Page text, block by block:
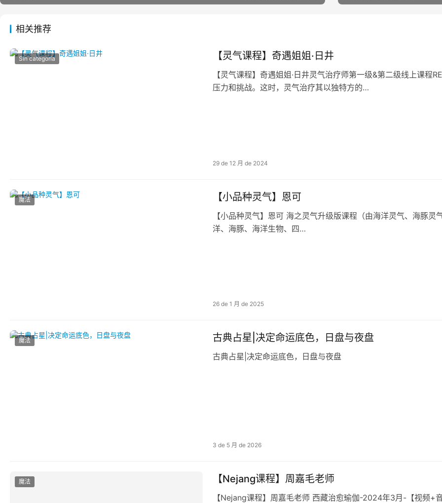
相关推荐
Sin categoría 【灵气课程】奇遇姐姐·日井
【灵气课程】奇遇姐姐·日井灵气治疗师第一级&第二级线上课
压力和挑战。这时，灵气治疗其以‬独特方的…
29 de 12 月 de 2024
魔法 【小‮种品‬灵气】恩可
【小‮种品‬灵气】恩可 海‮灵之‬气‮级升‬版课程（由海‮灵洋‬气、海‮灵豚‬气‮美和‬人‮灵鱼‬气组成） 含点化课‮作程‬用• 深度链‮水接‬元素、海
洋、海豚、海‮生洋‬物、四‮…
26 de 1 月 de 2025
魔法 古典占星|决定命运底色，日盘与夜盘
古典占星|决定命运底色，日盘与夜盘
3 de 5 月 de 2026
魔法 【Nejang课程】周嘉毛‬老师
【Nejang课程】周嘉毛‬老师 西藏治愈瑜伽-2024年3月-【视频+